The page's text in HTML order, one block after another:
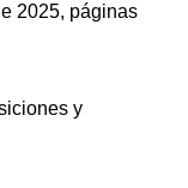
2025, páginas
y